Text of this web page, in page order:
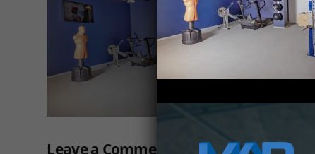
Leave a Comment